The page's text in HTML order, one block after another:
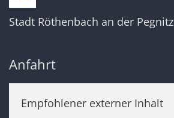
Stadt Röthenbach an der Pegnitz
Anfahrt
Empfohlener externer Inhalt